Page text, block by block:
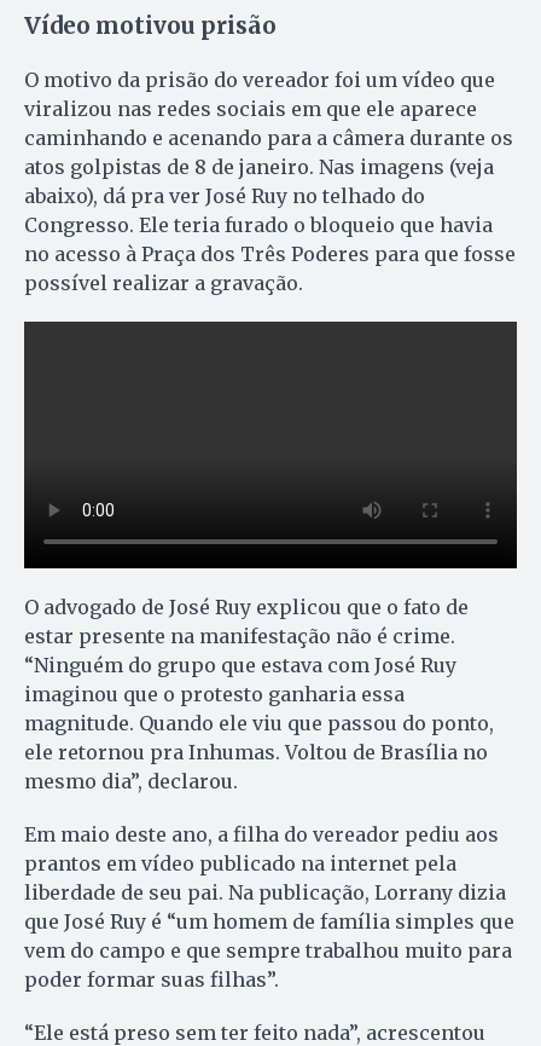
Vídeo motivou prisão
O motivo da prisão do vereador foi um vídeo que
viralizou nas redes sociais em que ele aparece
caminhando e acenando para a câmera durante os
atos golpistas de 8 de janeiro. Nas imagens (veja
abaixo), dá pra ver José Ruy no telhado do
Congresso. Ele teria furado o bloqueio que havia
no acesso à Praça dos Três Poderes para que fosse
possível realizar a gravação.
O advogado de José Ruy explicou que o fato de
estar presente na manifestação não é crime.
“Ninguém do grupo que estava com José Ruy
imaginou que o protesto ganharia essa
magnitude. Quando ele viu que passou do ponto,
ele retornou pra Inhumas. Voltou de Brasília no
mesmo dia”, declarou.
Em maio deste ano, a filha do vereador pediu aos
prantos em vídeo publicado na internet pela
liberdade de seu pai. Na publicação, Lorrany dizia
que José Ruy é “um homem de família simples que
vem do campo e que sempre trabalhou muito para
poder formar suas filhas”.
“Ele está preso sem ter feito nada”, acrescentou